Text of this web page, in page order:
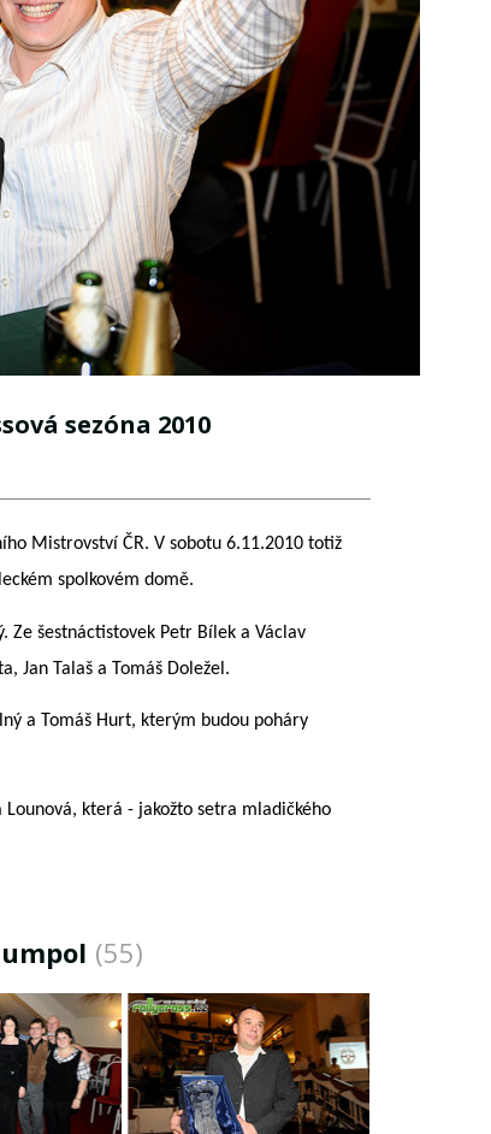
sezóna 2010
Mistrovství ČR. V sobotu 6.11.2010 totiž
spolkovém domě.
šestnáctistovek Petr Bílek a Václav
Jan Talaš a Tomáš Doležel.
a Tomáš Hurt, kterým budou poháry
Lounová, která - jakožto setra mladičkého
(55)